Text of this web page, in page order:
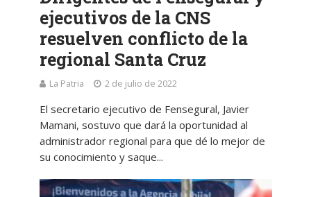
ejecutivos de la CNS
resuelven conflicto de la
regional Santa Cruz
La Patria 2 de julio de 2022
El secretario ejecutivo de Fensegural, Javier
Mamani, sostuvo que dará la oportunidad al
administrador regional para que dé lo mejor de
su conocimiento y saque...